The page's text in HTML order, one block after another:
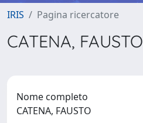
IRIS Pagina ricercatore
CATENA, FAUSTO
Nome completo
CATENA, FAUSTO